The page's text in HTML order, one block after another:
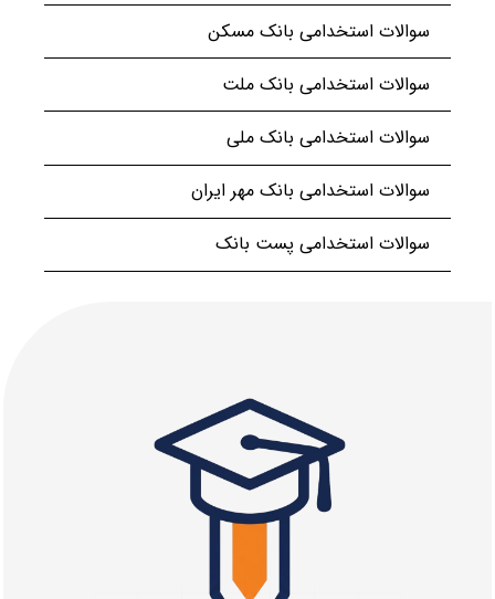
سوالات استخدامی بانک مسکن
سوالات استخدامی بانک ملت
سوالات استخدامی بانک ملی
سوالات استخدامی بانک مهر ایران
سوالات استخدامی پست بانک